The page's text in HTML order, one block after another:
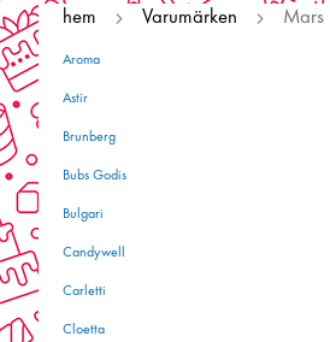
hem Varumärken Mars
Aroma
Astir
Brunberg
Bubs Godis
Bulgari
Candywell
Carletti
Cloetta